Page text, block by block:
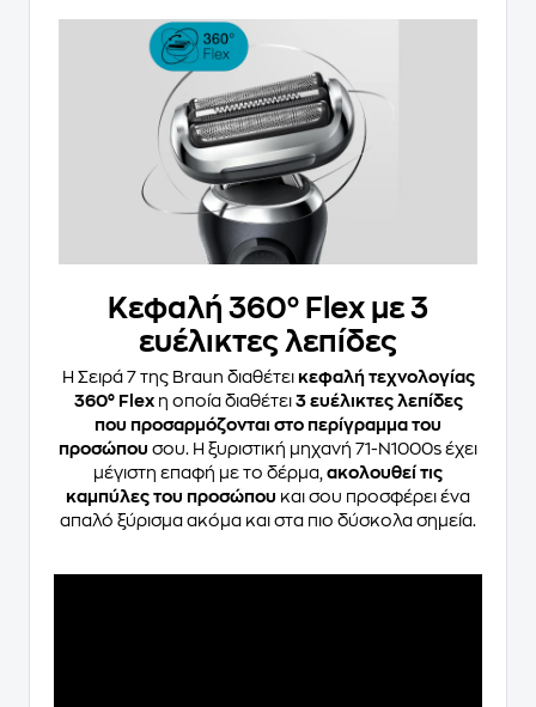
Κεφαλή 360° Flex με 3
ευέλικτες λεπίδες
Η Σειρά 7 της Braun διαθέτει κεφαλή τεχνολογίας
360° Flexη οποία διαθέτει 3 ευέλικτες λεπίδες
που προσαρμόζονται στο περίγραμμα του
προσώπου σου. Η ξυριστική μηχανή 71-N1000s έχει
μέγιστη επαφή με το δέρμα, ακολουθεί τις
καμπύλες του προσώπου και σου προσφέρει ένα
απαλό ξύρισμα ακόμα και στα πιο δύσκολα σημεία.